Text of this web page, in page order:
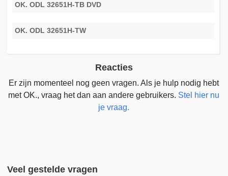
OK. ODL 32651H-TB DVD
OK. ODL 32651H-TW
Reacties
Er zijn momenteel nog geen vragen. Als je hulp nodig hebt
met OK., vraag het dan aan andere gebruikers. Stel hier nu
je vraag.
Veel gestelde vragen